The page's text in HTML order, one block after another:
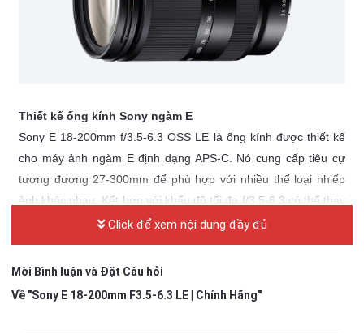
Thiết kế ống kính Sony ngàm E
Sony E 18-200mm f/3.5-6.3 OSS LE là ống kính được thiết kế
cho máy ảnh ngàm E định dạng APS-C. Nó cung cấp tiêu cự
tương đương 27-300mm để phù hợp với nhiều thể loại nhiếp
ảnh khác nhau. Kết hợp với khẩu độ tối đa f/3.5-6.3 có thể thay
đổi giúp giữ cho kích thước và trọng lượng tổng thể của ống
kính ở mức độ tối thiểu, mang đến khả năng linh hoạt cao hơn
cho người sử dụng.
nhau, tạo ra chất lượng bokeh mịn màng, dễ chịu và đẹp mắt.
Click để xem nội dung đầy đủ
Mời Bình luận và Đặt Câu hỏi
Về "Sony E 18-200mm F3.5-6.3 LE | Chính Hãng"